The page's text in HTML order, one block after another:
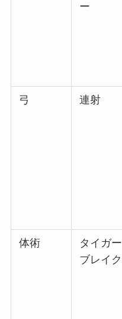
ー
弓 連射
体術
タイガー
ブレイク